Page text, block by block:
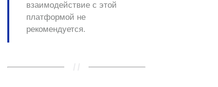
взаимодействие с этой
платформой не
рекомендуется.